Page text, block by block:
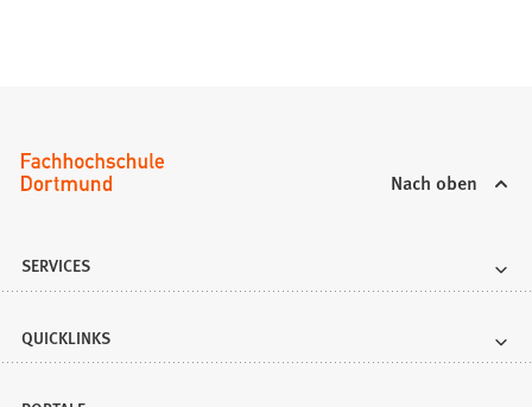
Nach oben
SERVICES
QUICKLINKS